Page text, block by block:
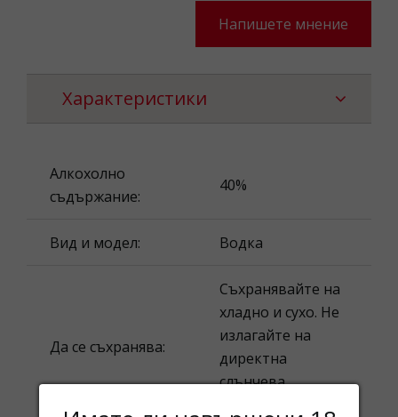
Напишете мнение
Характеристики
Алкохолно
съдържание:
40%
Вид и модел: Водка
Да се съхранява:
Съхранявайте на
хладно и сухо. Не
излагайте на
директна
слънчева